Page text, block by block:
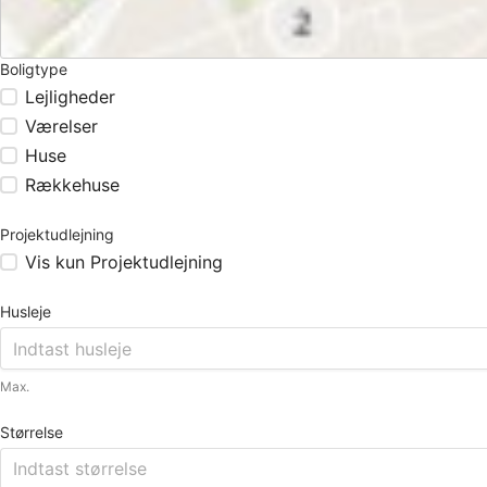
Boligtype
Lejligheder
Værelser
Huse
Rækkehuse
Projektudlejning
Vis kun Projektudlejning
Husleje
Max.
Størrelse